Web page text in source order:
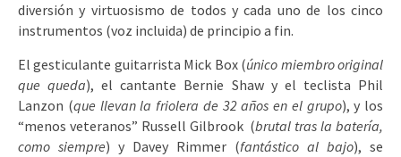
diversión y virtuosismo de todos y cada uno de los cinco
instrumentos (voz incluida) de principio a fin.
El gesticulante guitarrista Mick Box (único miembro original
que queda), el cantante Bernie Shaw y el teclista Phil
Lanzon (que llevan la friolera de 32 años en el grupo), y los
“menos veteranos” Russell Gilbrook (brutal tras la batería,
como siempre) y Davey Rimmer (fantástico al bajo), se